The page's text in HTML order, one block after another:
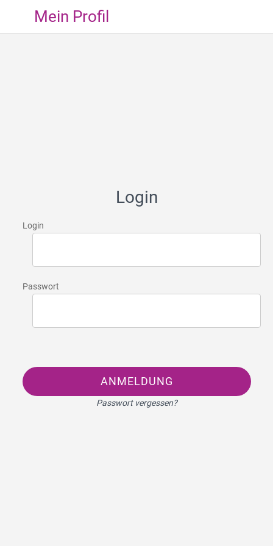
Mein Profil
Login
Login
Passwort
ANMELDUNG
Passwort vergessen?